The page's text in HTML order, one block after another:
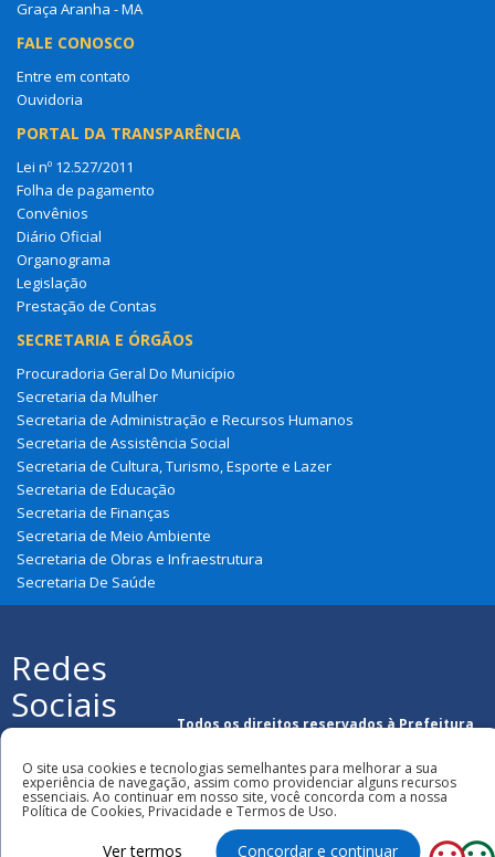
Graça Aranha - MA
FALE CONOSCO
Entre em contato
Ouvidoria
PORTAL DA TRANSPARÊNCIA
Lei nº 12.527/2011
Folha de pagamento
Convênios
Diário Oficial
Organograma
Legislação
Prestação de Contas
SECRETARIA E ÓRGÃOS
Procuradoria Geral Do Município
Secretaria da Mulher
Secretaria de Administração e Recursos Humanos
Secretaria de Assistência Social
Secretaria de Cultura, Turismo, Esporte e Lazer
Secretaria de Educação
Secretaria de Finanças
Secretaria de Meio Ambiente
Secretaria de Obras e Infraestrutura
Secretaria De Saúde
Redes
Sociais
Todos os direitos reservados à Prefeitura
O site usa cookies e tecnologias semelhantes para melhorar a sua
experiência de navegação, assim como providenciar alguns recursos
essenciais. Ao continuar em nosso site, você concorda com a nossa
Política de Cookies, Privacidade e Termos de Uso.
Ver termos Concordar e continuar